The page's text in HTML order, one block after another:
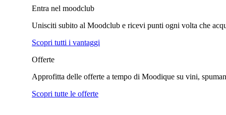
Entra nel moodclub
Unisciti subito al Moodclub e ricevi punti ogni volta che
Scopri tutti i vantaggi
Offerte
Approfitta delle offerte a tempo di Moodique su vini,
Scopri tutte le offerte